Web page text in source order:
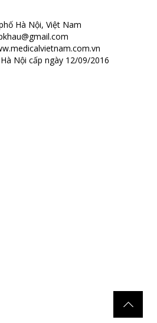
Hà Nội, Việt Nam
Nội cấp ngày 12/09/2016